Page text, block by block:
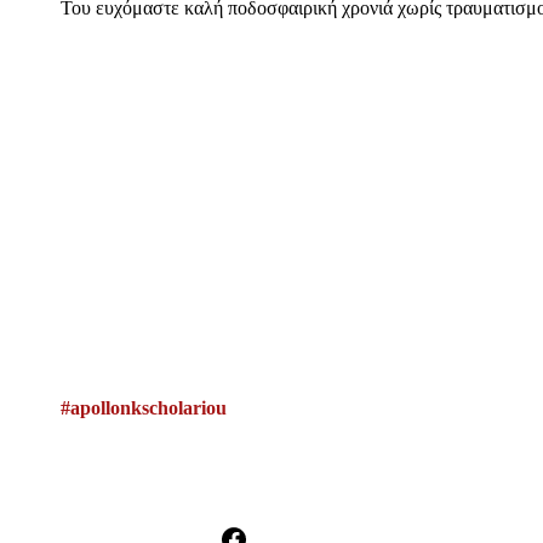
Του ευχόμαστε καλή ποδοσφαιρική χρονιά χωρίς
#apollonkscholariou